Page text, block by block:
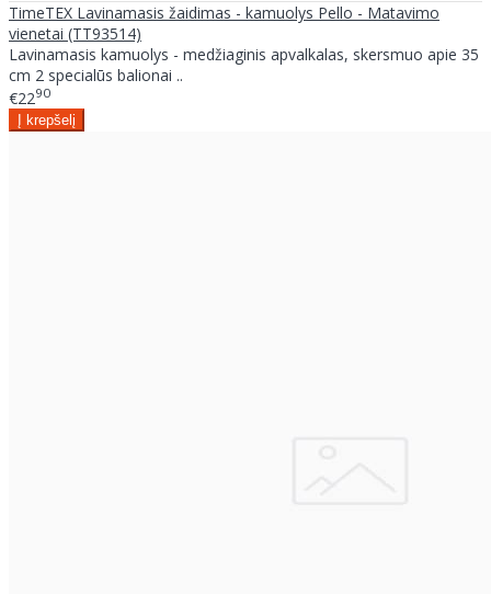
TimeTEX Lavinamasis žaidimas - kamuolys Pello - Matavimo
vienetai (TT93514)
Lavinamasis kamuolys - medžiaginis apvalkalas, skersmuo apie 35
cm 2 specialūs balionai ..
€2290